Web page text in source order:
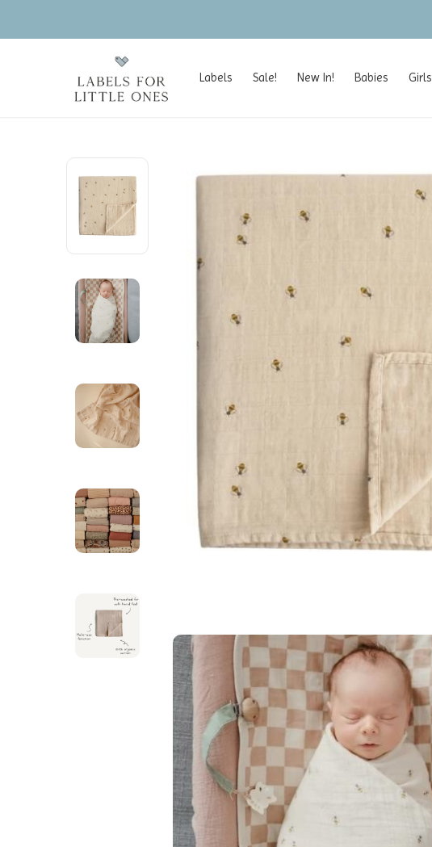
Labels Sale! New In! Babies Girls